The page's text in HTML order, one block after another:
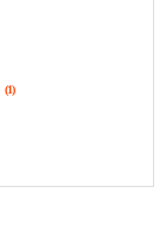
(1)